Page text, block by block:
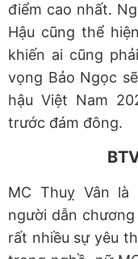
điểm cao nhất.
Hậu cũng thể
khiến ai cũng
vọng Bảo Ngọc
hậu Việt Nam
trước đám đông.
MC Thuỵ Vân
người dẫn
rất nhiều sự yêu